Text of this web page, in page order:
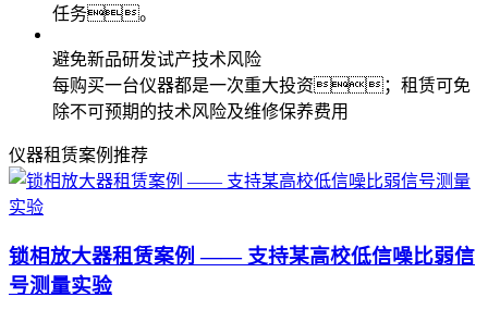
任务。
避免新品研发试产技术风险
每购买一台仪器都是一次重大投资；租赁可免
除不可预期的技术风险及维修保养费用
仪器租赁案例推荐
锁相放大器租赁案例 —— 支持某高校低信噪比弱信
号测量实验